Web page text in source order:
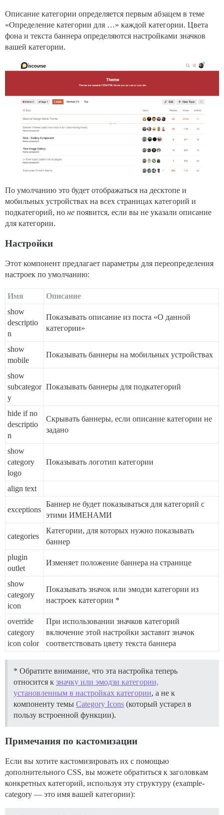
Описание категории определяется первым абзацем в теме
«Определение категории для …» каждой категории. Цвета
фона и текста баннера определяются настройками значков
вашей категории.
По умолчанию это будет отображаться на десктопе и
мобильных устройствах на всех страницах категорий и
подкатегорий, но не появится, если вы не указали описание
для категории.
Настройки
Этот компонент предлагает параметры для переопределения
настроек по умолчанию:
Имя
Описание
show
descriptio
n
Показывать описание из поста «О данной
категории»
show
mobile
Показывать баннеры на мобильных устройствах
show
subcategor
y
Показывать баннеры для подкатегорий
hide if no
descriptio
n
Скрывать баннеры, если описание категории не
задано
show
category
logo
Показывать логотип категории
align text
exceptions
Баннер не будет показываться для категорий с
этими ИМЕНАМИ
categories
Категории, для которых нужно показывать
баннер
plugin
outlet
Изменяет положение баннера на странице
show
category
icon
Показывать значок или эмодзи категории из
настроек категории *
override
category
icon color
При использовании значков категорий
включение этой настройки заставит значок
соответствовать цвету текста баннера
* Обратите внимание, что эта настройка теперь
относится к значку или эмодзи категории,
установленным в настройках категории, а не к
компоненту темы Category Icons (который устарел в
пользу встроенной функции).
Примечания по кастомизации
Если вы хотите кастомизировать их с помощью
дополнительного CSS, вы можете обратиться к заголовкам
конкретных категорий, используя эту структуру (example-
category — это имя вашей категории):